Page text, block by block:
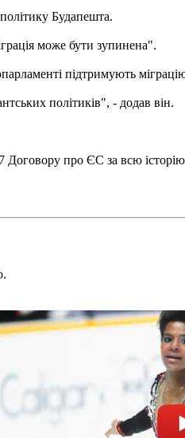
Будапешта.
може бути зупинена".
підтримують
політиків", - додав він.
Договору про ЄС за всю